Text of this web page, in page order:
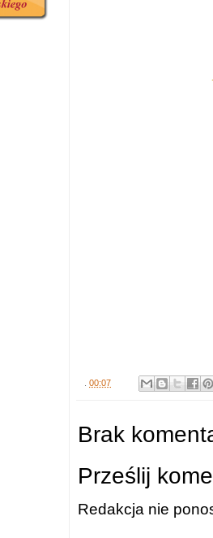
00:07
Brak
Prześlij
Redakcja nie